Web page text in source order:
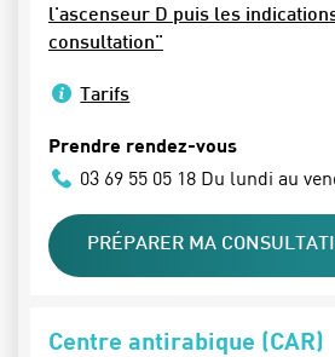
l'ascenseur D puis les
consultation"
Tarifs
Prendre rendez-vous
03 69 55 05 18 Du lundi au
PRÉPARER MA
Centre antirabique (CAR)